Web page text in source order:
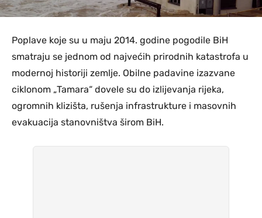
Poplave koje su u maju 2014. godine pogodile BiH
smatraju se jednom od najvećih prirodnih katastrofa u
modernoj historiji zemlje. Obilne padavine izazvane
ciklonom „Tamara“ dovele su do izlijevanja rijeka,
ogromnih klizišta, rušenja infrastrukture i masovnih
evakuacija stanovništva širom BiH.